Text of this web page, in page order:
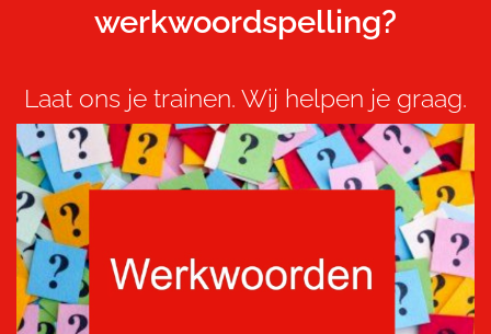
werkwoordspelling?
Laat ons je trainen. Wij helpen je graag.